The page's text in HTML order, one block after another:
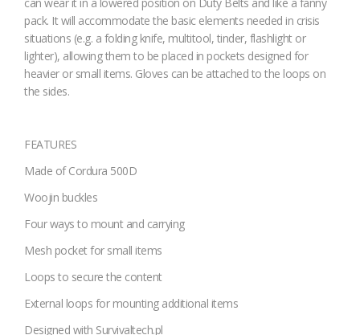
pack. It will accommodate the basic elements needed in crisis
situations (e.g. a folding knife, multitool, tinder, flashlight or
lighter), allowing them to be placed in pockets designed for
heavier or small items. Gloves can be attached to the loops on
the sides.
FEATURES
Made of Cordura 500D
Woojin buckles
Four ways to mount and carrying
Mesh pocket for small items
Loops to secure the content
External loops for mounting additional items
Designed with Survivaltech.pl